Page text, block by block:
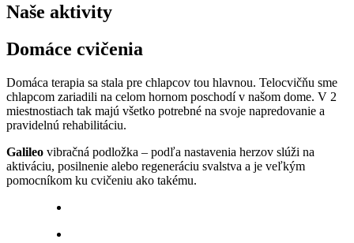
Naše aktivity
Domáce cvičenia
Domáca terapia sa stala pre chlapcov tou hlavnou. Telocvičňu sme
chlapcom zariadili na celom hornom poschodí v našom dome. V 2
miestnostiach tak majú všetko potrebné na svoje napredovanie a
pravidelnú rehabilitáciu.
Galileo vibračná podložka – podľa nastavenia herzov slúži na
aktiváciu, posilnenie alebo regeneráciu svalstva a je veľkým
pomocníkom ku cvičeniu ako takému.